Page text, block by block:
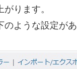
ります。
ような設定が